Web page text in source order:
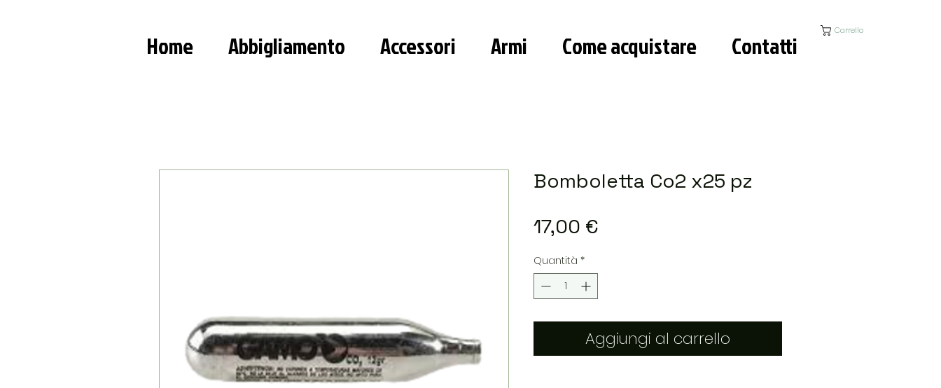
Home Abbigliamento Accessori Armi Come acquistare Contatti
Carrello
Bomboletta Co2 x25 pz
17,00 €
Quantità *
Aggiungi al carrello